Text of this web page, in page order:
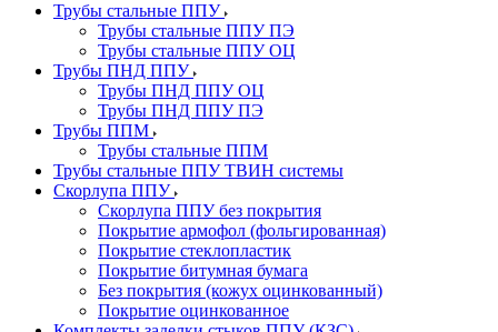
Трубы стальные ППУ
Трубы стальные ППУ ПЭ
Трубы стальные ППУ ОЦ
Трубы ПНД ППУ
Трубы ПНД ППУ ОЦ
Трубы ПНД ППУ ПЭ
Трубы ППМ
Трубы стальные ППМ
Трубы стальные ППУ ТВИН системы
Скорлупа ППУ
Скорлупа ППУ без покрытия
Покрытие армофол (фольгированная)
Покрытие стеклопластик
Покрытие битумная бумага
Без покрытия (кожух оцинкованный)
Покрытие оцинкованное